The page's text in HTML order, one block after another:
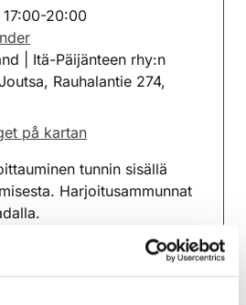
20:00
| Itä-Päijänteen rhy:n
Rauhalantie 274,
på kartan
tunnin sisällä
Harjoitusammunnat
jaktvårdsförening